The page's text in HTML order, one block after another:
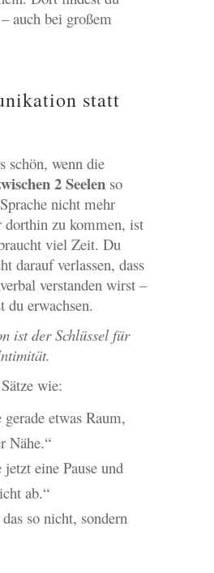
auch bei großem
statt
schön, wenn die
2 Seelenso
nicht mehr
zu kommen, ist
viel Zeit. Du
darauf verlassen, dass
verstanden wirst –
du erwachsen.
ist der Schlüssel für
wie:
gerade etwas Raum,
Nähe.“
jetzt eine Pause und
ab.“
so nicht, sondern